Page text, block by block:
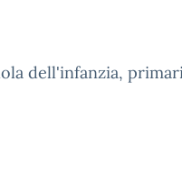
dell'infanzia,